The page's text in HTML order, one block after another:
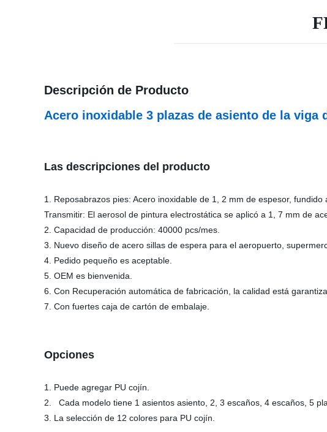
Descripción de Producto
Acero inoxidable 3 plazas de asiento de la
Las descripciones del producto
1. Reposabrazos pies: Acero inoxidable de 1, 2 mm de espesor,
Transmitir: El aerosol de pintura electrostática se aplicó a 1, 7 mm de
2. Capacidad de producción: 40000 pcs/mes.
3. Nuevo diseño de acero sillas de espera para el aeropuerto,
4. Pedido pequeño es aceptable.
5. OEM es bienvenida.
6. Con Recuperación automática de fabricación, la calidad está
7. Con fuertes caja de cartón de embalaje.
Opciones
1. Puede agregar PU cojín.
2. Cada modelo tiene 1 asientos asiento, 2, 3 escaños, 4 escaños, 5
3. La selección de 12 colores para PU cojín.